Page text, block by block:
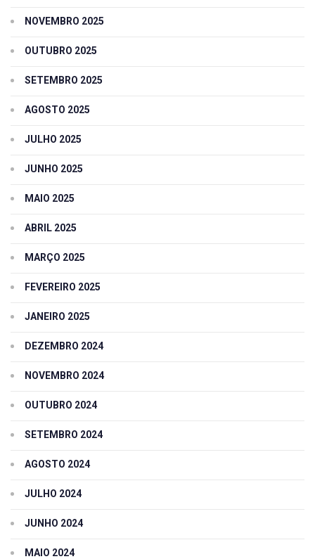
NOVEMBRO 2025
OUTUBRO 2025
SETEMBRO 2025
AGOSTO 2025
JULHO 2025
JUNHO 2025
MAIO 2025
ABRIL 2025
MARÇO 2025
FEVEREIRO 2025
JANEIRO 2025
DEZEMBRO 2024
NOVEMBRO 2024
OUTUBRO 2024
SETEMBRO 2024
AGOSTO 2024
JULHO 2024
JUNHO 2024
MAIO 2024